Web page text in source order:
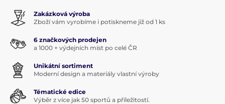
Zakázková výroba
Zboží vám vyrobíme i potiskneme již od 1 ks
6 značkových prodejen
a 1000 + výdejních míst po celé ČR
Unikátní sortiment
Moderní design a materiály vlastní výroby
Tématické edice
Výběr z více jak 50 sportů a příležitostí.